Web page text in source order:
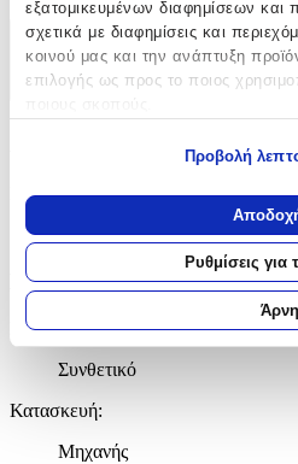
εξατομικευμένων διαφημίσεων και
σχετικά με διαφημίσεις και
κοινού μας και την ανάπτυξη
επιλογής ως προς το ποιος
Εάν μας επιτρέπετε, θα θέλαμε
τοποθεσία, οι οποίες μπορεί
Να αναγνωρίσουμε τη
συγκεκριμένα
Μάθετε περισσότερα σχετικά με
προσωπικών σας δεδομένων και
ενότητα “Λεπτομέρειες”.
τη συγκατάθεσή σας ανά πάσα
Χρησιμοποιούμε cookies ώστε η
να εξατομικεύουμε περιεχόμενο
Προβολή
Ρυθμίσεις
Χαρακτηριστικά
+
Χαρακτηριστικά
Κατασκευαστής:
Beverly Hills Polo Club
Βασικά Χαρακτηριστικά
Ποιότητα:
Συνθετικό
Κατασκευή:
Μηχανής